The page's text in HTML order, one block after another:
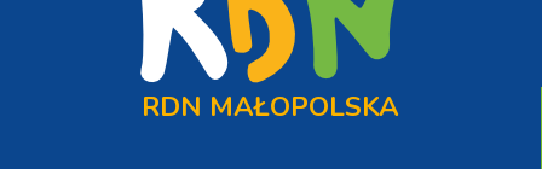
RDN MAŁOPOLSKA